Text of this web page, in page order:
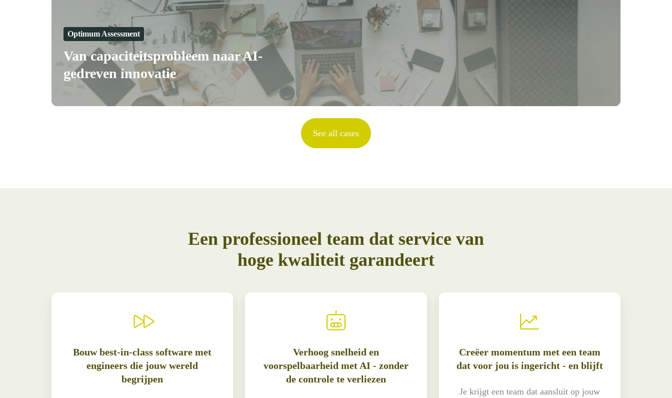
Optimum Assessment
Van capaciteitsprobleem naar AI-
gedreven innovatie
See all cases
Een professioneel team dat service van
hoge kwaliteit garandeert
Bouw best-in-class software met
engineers die jouw wereld
begrijpen
Verhoog snelheid en
voorspelbaarheid met AI - zonder
de controle te verliezen
Creëer momentum met een team
dat voor jou is ingericht - en blijft
Je krijgt een team dat aansluit op jouw